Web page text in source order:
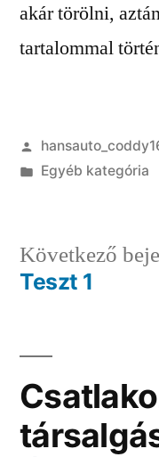
akár törölni,
tartalommal
Egyéb kategória
Következő
Teszt 1